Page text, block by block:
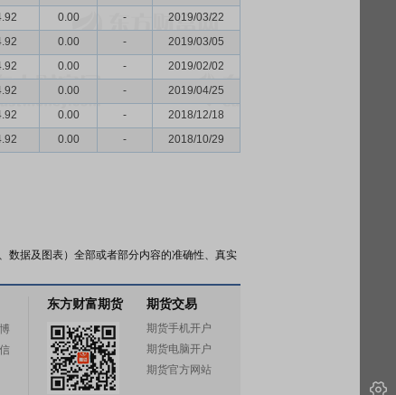
0.00 -
2019/03/22
0.00 -
2019/03/05
0.00 -
2019/02/02
0.00 -
2019/04/25
0.00 -
2018/12/18
0.00 - 2018/10/29
数据及图表）全部或者部分内容的准确性、真实
东方财富期货 期货交易
期货手机开户
期货电脑开户
期货官方网站